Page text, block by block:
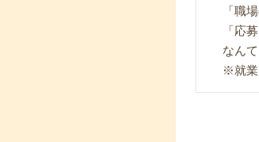
「職
「応
なん
※就業